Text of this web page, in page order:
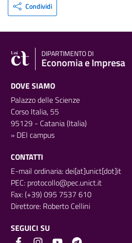
Condividi
DIPARTIMENTO DI
Economia e Impresa
DOVE SIAMO
Palazzo delle Scienze
Corso Italia, 55
95129 - Catania (Italia)
» DEI campus
CONTATTI
E-mail ordinaria: dei[at]unict[dot]it
PEC: protocollo@pec.unict.it
Fax: (+39) 095 7537 610
Direttore: Roberto Cellini
SEGUICI SU